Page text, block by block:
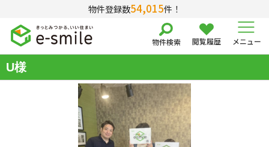
物件登録数54,015件！
物件検索 閲覧履歴 メニュー
U様